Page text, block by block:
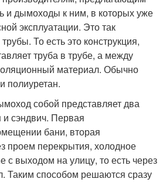
и дымоходы к ним, в которых уже
эксплуатации. Это так
То есть это конструкция,
труба в трубе, а между
материал. Обычно
полиуретан.
собой представляет два
и сэндвич. Первая
бани, вторая
проем перекрытия, холодное
с выходом на улицу, то есть через
Таким способом решаются сразу